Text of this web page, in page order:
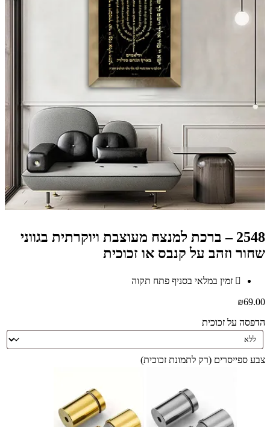
2548 – ברכת למנצח מעוצבת ויוקרתית בגווני
שחור וזהב על קנבס או זכוכית
זמין במלאי בסניף פתח תקוה
₪69.00
הדפסה על זכוכית
צבע ספייסרים (רק לתמונת זכוכית)